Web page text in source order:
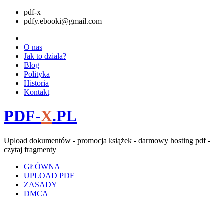
pdf-x
pdfy.ebooki@gmail.com
O nas
Jak to działa?
Blog
Polityka
Historia
Kontakt
PDF-X.PL
Upload dokumentów - promocja książek - darmowy hosting pdf -
czytaj fragmenty
GŁÓWNA
UPLOAD PDF
ZASADY
DMCA